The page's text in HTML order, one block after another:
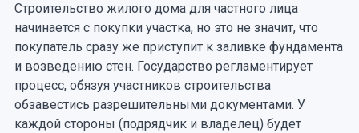
Строительство жилого дома для частного лица
начинается с покупки участка, но это не значит, что
покупатель сразу же приступит к заливке фундамента
и возведению стен. Государство регламентирует
процесс, обязуя участников строительства
обзавестись разрешительными документами. У
каждой стороны (подрядчик и владелец) будет